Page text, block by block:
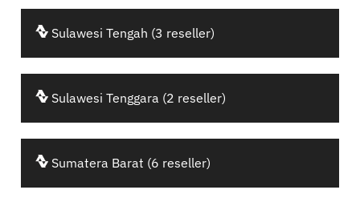
Sulawesi Tengah (3 reseller)
Sulawesi Tenggara (2 reseller)
Sumatera Barat (6 reseller)